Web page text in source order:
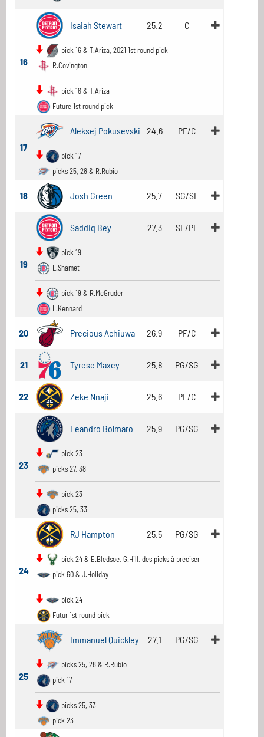
16
Isaiah Stewart 25.2 C
pick 16 & T.Ariza, 2021 1st round pick
R.Covington
pick 16 & T.Ariza
Future 1st round pick
17
Aleksej Pokusevski 24.6 PF/C
pick 17
picks 25, 28 & R.Rubio
18 Josh Green 25.7 SG/SF
19
Saddiq Bey 27.3 SF/PF
pick 19
L.Shamet
pick 19 & R.McGruder
L.Kennard
20 Precious Achiuwa 26.9 PF/C
21 Tyrese Maxey 25.8 PG/SG
22 Zeke Nnaji 25.6 PF/C
23
Leandro Bolmaro 25.9 PG/SG
pick 23
picks 27, 38
pick 23
picks 25, 33
24
RJ Hampton 25.5 PG/SG
pick 24 & E.Bledsoe, G.Hill, des picks à préciser
pick 60 & J.Holiday
pick 24
Futur 1st round pick
25
Immanuel Quickley 27.1 PG/SG
picks 25, 28 & R.Rubio
pick 17
picks 25, 33
pick 23